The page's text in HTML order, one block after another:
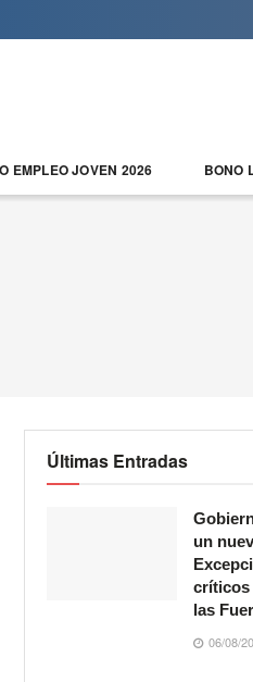
EMPLEO JOVEN 2026 BONO
Últimas Entradas
un
críticos
las
06/08/